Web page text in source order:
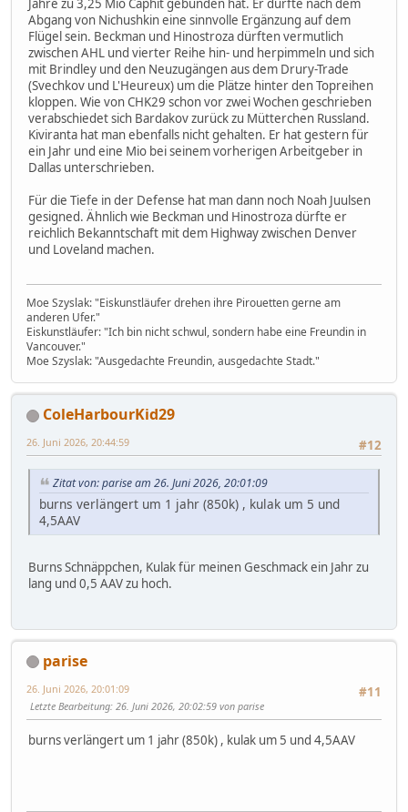
Jahre zu 3,25 Mio Caphit gebunden hat. Er dürfte nach dem
Abgang von Nichushkin eine sinnvolle Ergänzung auf dem
Flügel sein. Beckman und Hinostroza dürften vermutlich
zwischen AHL und vierter Reihe hin- und herpimmeln und sich
mit Brindley und den Neuzugängen aus dem Drury-Trade
(Svechkov und L'Heureux) um die Plätze hinter den Topreihen
kloppen. Wie von CHK29 schon vor zwei Wochen geschrieben
verabschiedet sich Bardakov zurück zu Mütterchen Russland.
Kiviranta hat man ebenfalls nicht gehalten. Er hat gestern für
ein Jahr und eine Mio bei seinem vorherigen Arbeitgeber in
Dallas unterschrieben.
Für die Tiefe in der Defense hat man dann noch Noah Juulsen
gesigned. Ähnlich wie Beckman und Hinostroza dürfte er
reichlich Bekanntschaft mit dem Highway zwischen Denver
und Loveland machen.
Moe Szyslak: "Eiskunstläufer drehen ihre Pirouetten gerne am
anderen Ufer."
Eiskunstläufer: "Ich bin nicht schwul, sondern habe eine Freundin in
Vancouver."
Moe Szyslak: "Ausgedachte Freundin, ausgedachte Stadt."
ColeHarbourKid29
#12
26. Juni 2026, 20:44:59
Zitat von: parise am 26. Juni 2026, 20:01:09
burns verlängert um 1 jahr (850k) , kulak um 5 und
4,5AAV
Burns Schnäppchen, Kulak für meinen Geschmack ein Jahr zu
lang und 0,5 AAV zu hoch.
parise
#11
26. Juni 2026, 20:01:09
Letzte Bearbeitung: 26. Juni 2026, 20:02:59 von parise
burns verlängert um 1 jahr (850k) , kulak um 5 und 4,5AAV